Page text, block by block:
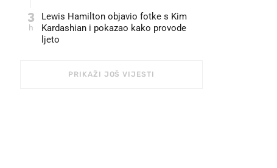
3
h
Lewis Hamilton objavio fotke s Kim
Kardashian i pokazao kako provode
ljeto
PRIKAŽI JOŠ VIJESTI